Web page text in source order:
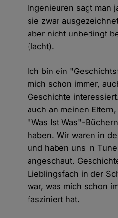
Ingenieuren sagt man
sie zwar
aber nicht unbedingt
(lacht).
Ich bin ein
mich schon immer,
Geschichte
auch an meinen
"Was Ist Was"-
haben. Wir waren in
und haben uns in
angeschaut.
Lieblingsfach in der
war, was mich schon
fasziniert hat.